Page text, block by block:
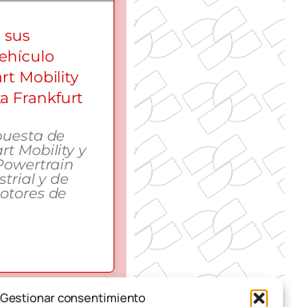
Gestionar consentimiento
sus
Mobility
Frankfurt
de
Mobility y
y de
de